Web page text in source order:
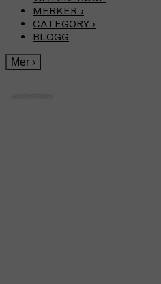
MERKER ›
CATEGORY ›
BLOGG
Mer ›